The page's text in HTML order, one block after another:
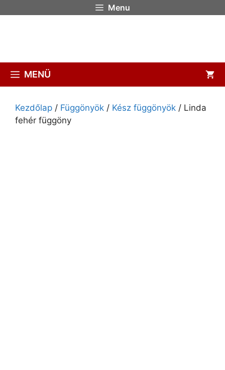
Menu
MENÜ
Kezdőlap / Függönyök / Kész függönyök / Linda
fehér függöny